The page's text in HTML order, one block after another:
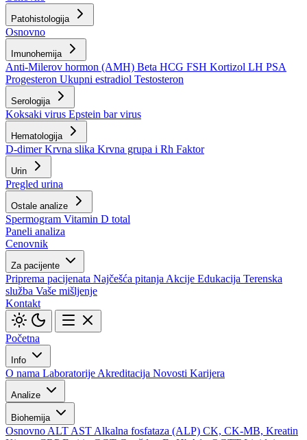
Patohistologija
Osnovno
Imunohemija
Anti-Milerov hormon (AMH) Beta HCG FSH Kortizol LH PSA
Progesteron Ukupni estradiol Testosteron
Serologija
Koksaki virus Epstein bar virus
Hematologija
D-dimerKrvna slika Krvna grupa i Rh Faktor
Urin
Pregled urina
Ostale analize
Spermogram Vitamin D total
Paneli analiza
Cenovnik
Za pacijente
Priprema pacijenata Najčešća pitanja Akcije Edukacija Terenska
služba Vaše mišljenje
Kontakt
Početna
Info
O nama Laboratorije Akreditacija Novosti Karijera
Analize
Biohemija
Osnovno ALT AST Alkalna fosfataza (ALP) CK, CK-MB, Kreatin